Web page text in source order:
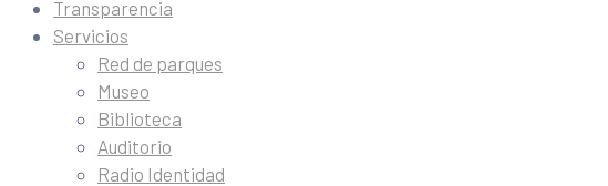
Transparencia
Servicios
Red de parques
Museo
Biblioteca
Auditorio
Radio Identidad